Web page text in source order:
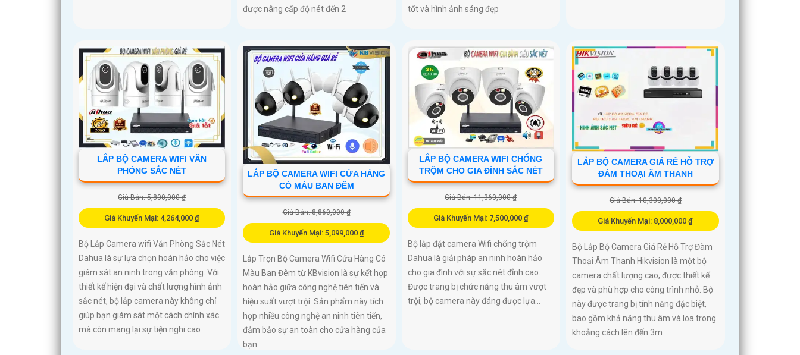
được nâng cấp độ nét đến 2
tốt và hình ảnh sáng đẹp
LẮP BỘ CAMERA WIFI VĂN
PHÒNG SẮC NÉT
Giá Bán: 5,800,000 ₫
Giá Khuyến Mại: 4,264,000 ₫
Bộ Lắp Camera wifi Văn Phòng Sắc Nét
Dahua là sự lựa chọn hoàn hảo cho việc
giám sát an ninh trong văn phòng. Với
thiết kế hiện đại và chất lượng hình ảnh
sắc nét, bộ lắp camera này không chỉ
giúp bạn giám sát một cách chính xác
mà còn mang lại sự tiện nghi cao
LẮP BỘ CAMERA WIFI CỬA HÀNG
CÓ MÀU BAN ĐÊM
Giá Bán: 8,860,000 ₫
Giá Khuyến Mại: 5,099,000 ₫
Lắp Trọn Bộ Camera Wifi Cửa Hàng Có
Màu Ban Đêm từ KBvision là sự kết hợp
hoàn hảo giữa công nghệ tiên tiến và
hiệu suất vượt trội. Sản phẩm này tích
hợp nhiều công nghệ an ninh tiên tiến,
đảm bảo sự an toàn cho cửa hàng của
bạn
LẮP BỘ CAMERA WIFI CHỐNG
TRỘM CHO GIA ĐÌNH SẮC NÉT
Giá Bán: 11,360,000 ₫
Giá Khuyến Mại: 7,500,000 ₫
Bộ lắp đặt camera Wifi chống trộm
Dahua là giải pháp an ninh hoàn hảo
cho gia đình với sự sắc nét đỉnh cao.
Được trang bị chức năng thu âm vượt
trội, bộ camera này đáng được lựa...
LẮP BỘ CAMERA GIÁ RẺ HỖ TRỢ
ĐÀM THOẠI ÂM THANH
Giá Bán: 10,300,000 ₫
Giá Khuyến Mại: 8,000,000 ₫
Bộ Lắp Bộ Camera Giá Rẻ Hỗ Trợ Đàm
Thoại Âm Thanh Hikvision là một bộ
camera chất lượng cao, được thiết kế
đẹp và phù hợp cho công trình nhỏ. Bộ
này được trang bị tính năng đặc biệt,
bao gồm khả năng thu âm và loa trong
khoảng cách lên đến 3m